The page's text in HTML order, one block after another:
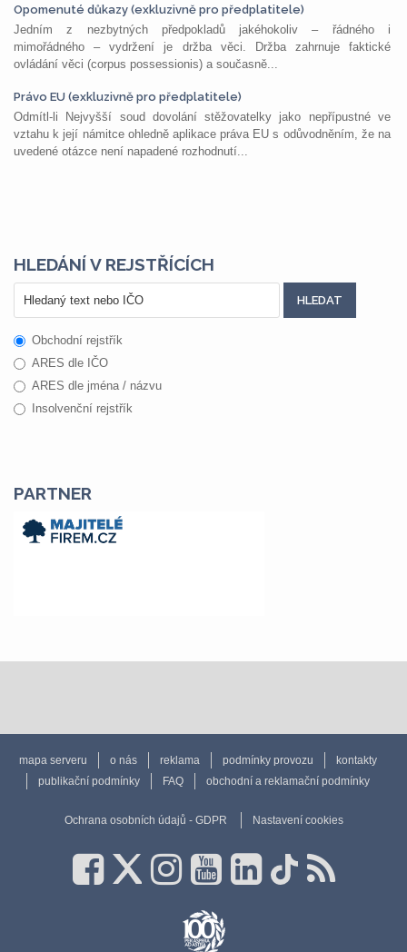
Opomenuté důkazy (exkluzivně pro předplatitele)
Jedním z nezbytných předpokladů jakéhokoliv – řádného i
mimořádného – vydržení je držba věci. Držba zahrnuje faktické
ovládání věci (corpus possessionis) a současně...
Právo EU (exkluzivně pro předplatitele)
Odmítl-li Nejvyšší soud dovolání stěžovatelky jako nepřípustné ve
vztahu k její námitce ohledně aplikace práva EU s odůvodněním, že na
uvedené otázce není napadené rozhodnutí...
HLEDÁNÍ V REJSTŘÍCÍCH
Obchodní rejstřík
ARES dle IČO
ARES dle jména / názvu
Insolvenční rejstřík
PARTNER
mapa serveru o nás reklama podmínky provozu
kontakty
publikační podmínky
FAQ obchodní a reklamační podmínky
Ochrana osobních údajů - GDPR Nastavení cookies